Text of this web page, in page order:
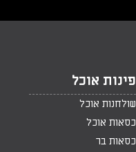
פינות אוכל
שולחנות אוכל
כסאות אוכל
כסאות בר